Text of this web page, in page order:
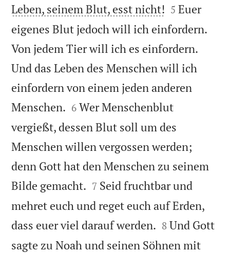
Leben, seinem Blut, esst nicht! 

5 Euer
eigenes Blut jedoch will ich einfordern.
Von jedem Tier will ich es einfordern.
Und das Leben des Menschen will ich
einfordern von einem jeden anderen
Menschen. 

6 Wer Menschenblut
vergießt, dessen Blut soll um des
Menschen willen vergossen werden;
denn Gott hat den Menschen zu seinem
Bilde gemacht. 

7 Seid fruchtbar und
mehret euch und reget euch auf Erden,
dass euer viel darauf werden. 

8 Und Gott
sagte zu Noah und seinen Söhnen mit